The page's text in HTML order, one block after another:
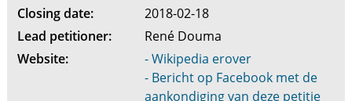
Closing date:
2018-02-18
Lead petitioner:
René Douma
Website:
- Wikipedia erover
- Bericht op Facebook met de
aankondiging van deze petitie